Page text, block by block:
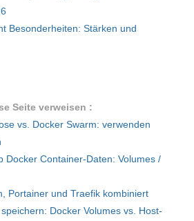
Besonderheiten: Stärken und
Seite verweisen :
vs. Docker Swarm: verwenden
Docker Container-Daten: Volumes /
Portainer und Traefik kombiniert
Docker Volumes vs. Host-